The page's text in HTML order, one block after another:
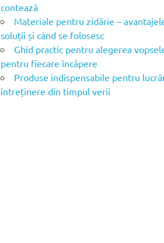
contează
Materiale pentru zidărie –
soluții și când se folosesc
Ghid practic pentru alegerea
pentru fiecare încăpere
Produse indispensabile pentru
întreținere din timpul verii